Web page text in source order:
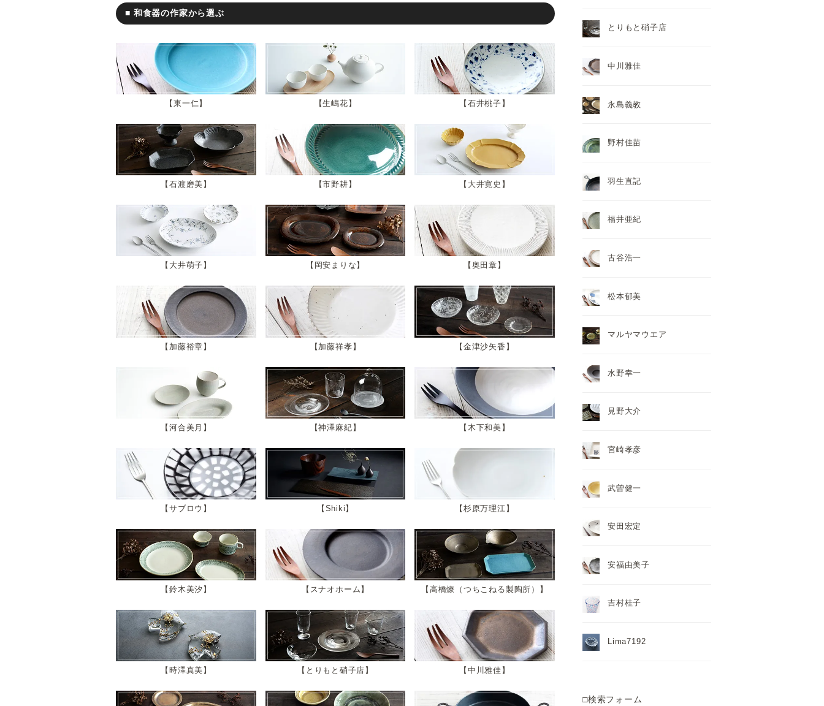
■ 和食器の作家から選ぶ
東一仁 生嶋花 石井桃子
石渡磨美 市野耕 大井寛史
大井萌子 岡安まりな 奥田章
加藤裕章 加藤祥孝 金津沙矢香
河合美月 神澤麻紀 木下和美
サブロウ Shiki 杉原万理江
鈴木美汐 スナオホーム 高橋燎（つちこねる製陶所）
時澤真美 とりもと硝子店 中川雅佳
とりもと硝子店
中川雅佳
永島義教
野村佳苗
羽生直記
福井亜紀
古谷浩一
松本郁美
マルヤマウエア
水野幸一
見野大介
宮崎孝彦
武曽健一
安田宏定
安福由美子
吉村桂子
Lima7192
□検索フォーム